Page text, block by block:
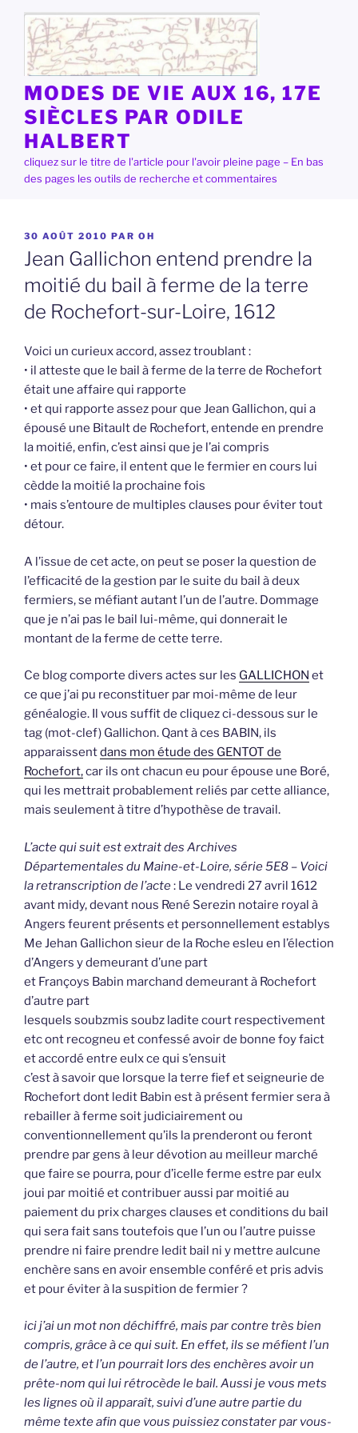
contenu
principal
MODES DE VIE AUX 16, 17E
SIÈCLES PAR ODILE
HALBERT
cliquez sur le titre de l'article pour l'avoir pleine page – En bas
des pages les outils de recherche et commentaires
PUBLIÉ
LE
30 AOÛT 2010 PAR OH
Jean Gallichon entend prendre la
moitié du bail à ferme de la terre
de Rochefort-sur-Loire, 1612
Voici un curieux accord, assez troublant :
• il atteste que le bail à ferme de la terre de Rochefort
était une affaire qui rapporte
• et qui rapporte assez pour que Jean Gallichon, qui a
épousé une Bitault de Rochefort, entende en prendre
la moitié, enfin, c’est ainsi que je l’ai compris
• et pour ce faire, il entent que le fermier en cours lui
cèdde la moitié la prochaine fois
• mais s’entoure de multiples clauses pour éviter tout
détour.
A l’issue de cet acte, on peut se poser la question de
l’efficacité de la gestion par le suite du bail à deux
fermiers, se méfiant autant l’un de l’autre. Dommage
que je n’ai pas le bail lui-même, qui donnerait le
montant de la ferme de cette terre.
Ce blog comporte divers actes sur les GALLICHON et
ce que j’ai pu reconstituer par moi-même de leur
généalogie. Il vous suffit de cliquez ci-dessous sur le
tag (mot-clef) Gallichon. Qant à ces BABIN, ils
apparaissentdans mon étude des GENTOT de
Rochefort,car ils ont chacun eu pour épouse une Boré,
qui les mettrait probablement reliés par cette alliance,
mais seulement à titre d’hypothèse de travail.
L’acte qui suit est extrait des Archives
Départementales du Maine-et-Loire, série 5E8 – Voici
la retranscription de l’acte: Le vendredi 27 avril 1612
avant midy, devant nous René Serezin notaire royal à
Angers feurent présents et personnellement establys
Me Jehan Gallichon sieur de la Roche esleu en l’élection
d’Angers y demeurant d’une part
et Françoys Babin marchand demeurant à Rochefort
d’autre part
lesquels soubzmis soubz ladite court respectivement
etc ont recogneu et confessé avoir de bonne foy faict
et accordé entre eulx ce qui s’ensuit
c’est à savoir que lorsque la terre fief et seigneurie de
Rochefort dont ledit Babin est à présent fermier sera à
rebailler à ferme soit judiciairement ou
conventionnellement qu’ils la prenderont ou feront
prendre par gens à leur dévotion au meilleur marché
que faire se pourra, pour d’icelle ferme estre par eulx
joui par moitié et contribuer aussi par moitié au
paiement du prix charges clauses et conditions du bail
qui sera fait sans toutefois que l’un ou l’autre puisse
prendre ni faire prendre ledit bail ni y mettre aulcune
enchère sans en avoir ensemble conféré et pris advis
et pour éviter à la suspition de fermier ?
ici j’ai un mot non déchiffré, mais par contre très bien
compris, grâce à ce qui suit. En effet, ils se méfient l’un
de l’autre, et l’un pourrait lors des enchères avoir un
prête-nom qui lui rétrocède le bail. Aussi je vous mets
les lignes où il apparaît, suivi d’une autre partie du
même texte afin que vous puissiez constater par vous-